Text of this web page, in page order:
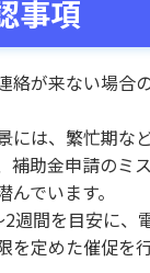
事項
絡が来ない場合
には、繁忙期な
補助金申請のミ
でいます。
週間を目安に、
を定めた催促を